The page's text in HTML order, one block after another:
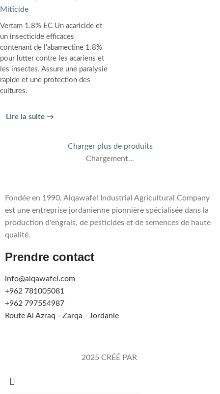
Miticide
Vertam 1.8% EC Un acaricide et
un insecticide efficaces
contenant de l'abamectine 1.8%
pour lutter contre les acariens et
les insectes. Assure une paralysie
rapide et une protection des
cultures.
Lire la suite →
Charger plus de produits
Chargement...
Fondée en 1990, Alqawafel Industrial Agricultural Company
est une entreprise jordanienne pionnière spécialisée dans la
production d'engrais, de pesticides et de semences de haute
qualité.
Prendre contact
info@alqawafel.com
+962 781005081
+962 797554987
Route Al Azraq - Zarqa - Jordanie
2025 CRÉÉ PAR